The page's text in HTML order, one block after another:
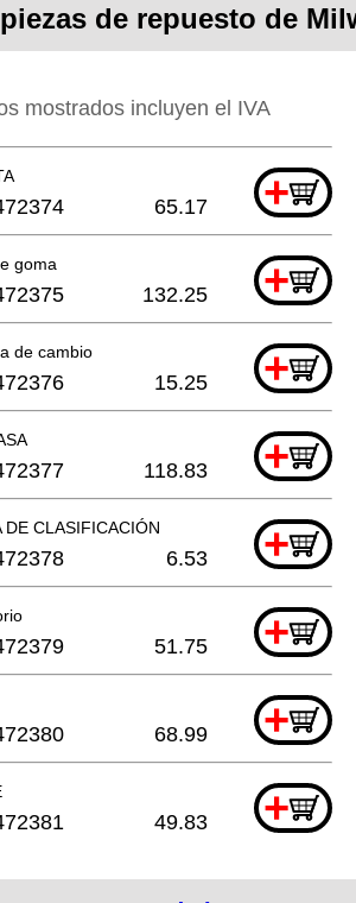
de repuesto de
mostrados incluyen el IVA
+
65.17
goma +
132.25
de cambio +
15.25
+
118.83
DE CLASIFICACIÓN +
6.53
+
51.75
+
68.99
+
49.83